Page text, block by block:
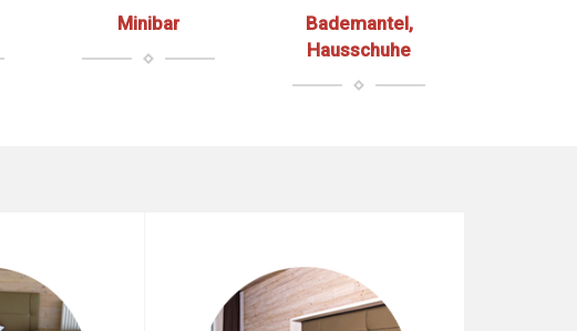
Minibar
Bademantel,
Hausschuhe